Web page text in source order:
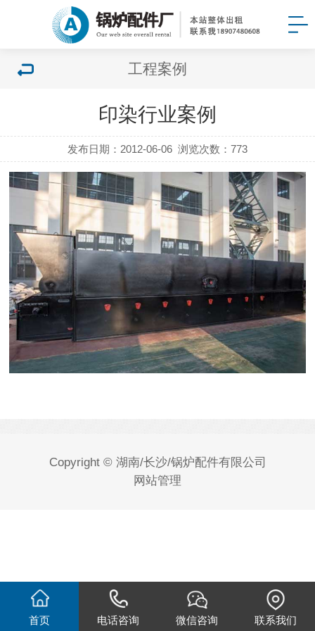
工程案例
印染行业案例
发布日期：2012-06-06 浏览次数：773
Copyright © 湖南/长沙/锅炉配件有限公司
网站管理
首页 电话咨询 微信咨询 联系我们